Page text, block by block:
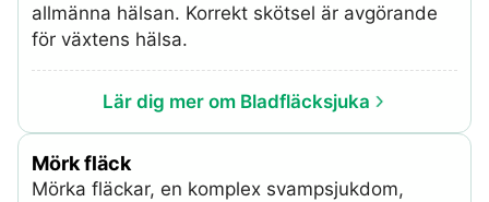
allmänna hälsan. Korrekt skötsel är avgörande
för växtens hälsa.
Lär dig mer om Bladfläcksjuka
Mörk fläck
Mörka fläckar, en komplex svampsjukdom,